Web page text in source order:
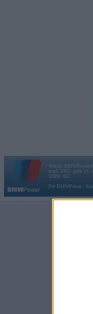
Vortāls
kopš 2002. gada 14.
BMW AG.
Par BMWPower